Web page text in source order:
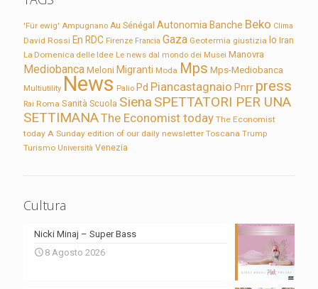
'Für ewig' Ampugnano Au Sénégal Autonomia Banche Beko Clima
David Rossi En RDC Firenze Francia Gaza Geotermia giustizia Io Iran
La Domenica delle Idee Le news dal mondo dei Musei Manovra
Mediobanca Meloni Migranti Moda Mps Mps-Mediobanca
Multiutility News Palio Pd Piancastagnaio Pnrr press
Rai Roma Sanità Scuola Siena SPETTATORI PER UNA
SETTIMANAThe Economist today The Economist
today A Sunday edition of our daily newsletter Toscana Trump
Turismo Università Venezia
Cultura
Nicki Minaj – Super Bass
8 Agosto 2026